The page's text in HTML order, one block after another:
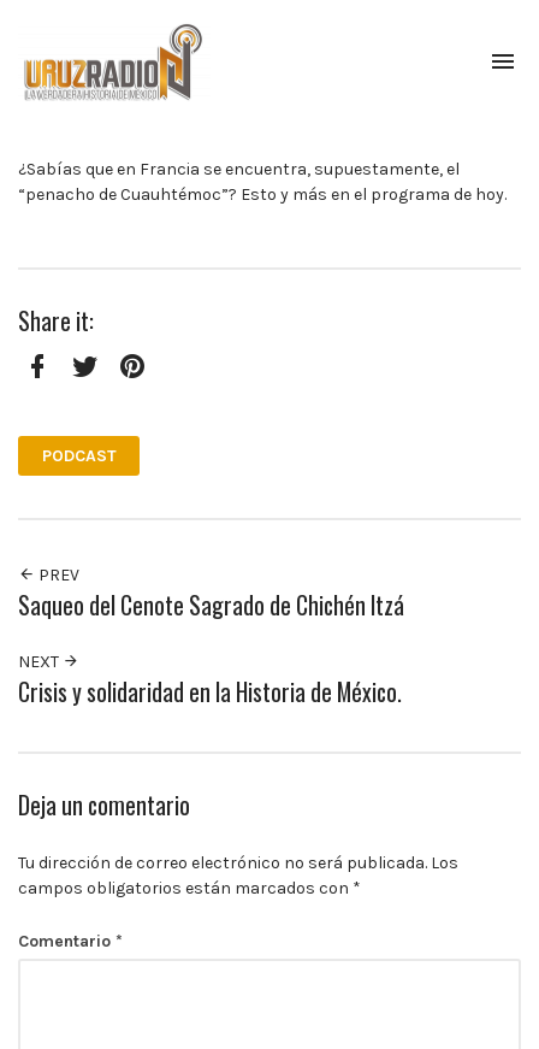
historia
de
profesor
Mendoza.
los
lunes
p.m.
¿Sabías que en Francia se encuentra, supuestamente, el
“penacho de Cuauhtémoc”? Esto y más en el programa de hoy.
Share it:
PODCAST
PREV
Saqueo del Cenote Sagrado de Chichén Itzá
NEXT
Crisis y solidaridad en la Historia de México.
Deja un comentario
Tu dirección de correo electrónico no será publicada. Los
campos obligatorios están marcados con *
Comentario *